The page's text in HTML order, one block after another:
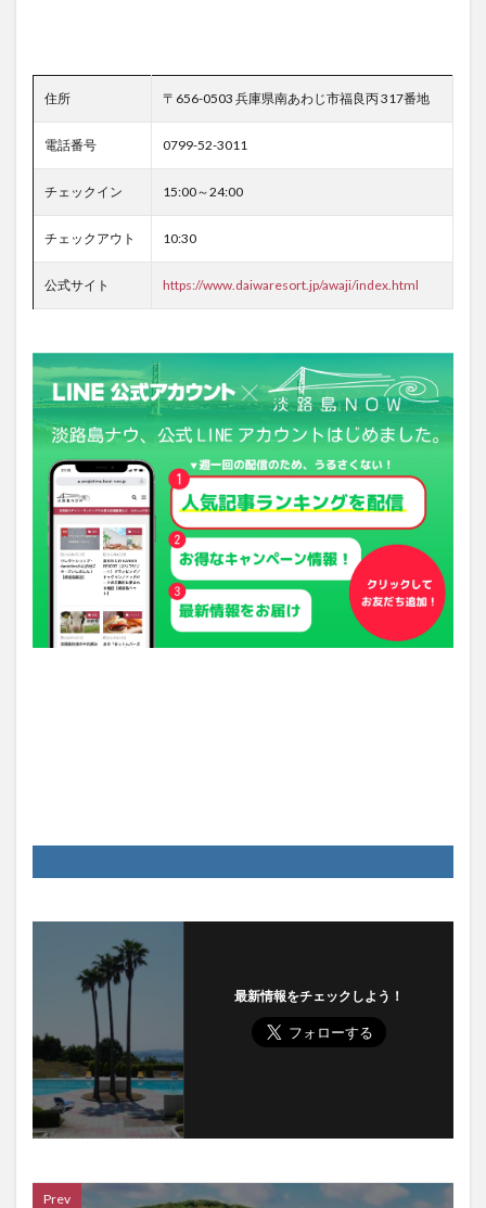
住所 〒656-0503 兵庫県南あわじ市福良丙 317番地
電話番号 0799-52-3011
チェックイン 15:00～24:00
チェックアウト 10:30
公式サイト https://www.daiwaresort.jp/awaji/index.html
最新情報をチェックしよう！
Prev